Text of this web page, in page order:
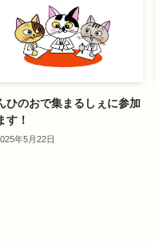
ひのおで集まるしぇに参加
す！
年5月22日